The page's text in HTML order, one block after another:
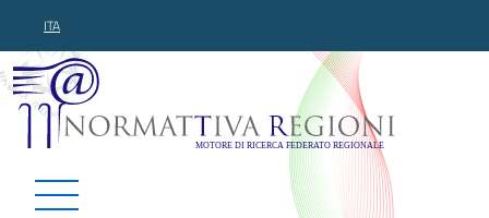
ITA
Normattiva Regioni -